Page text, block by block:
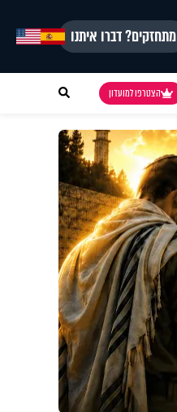
מתחזקים? דברו איתנו
הצטרפו למועדון